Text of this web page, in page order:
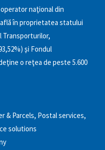
naţional din
în proprietatea statului
Transporturilor,
şi Fondul
o reţea de peste 5.600
& Parcels, Postal services,
solutions